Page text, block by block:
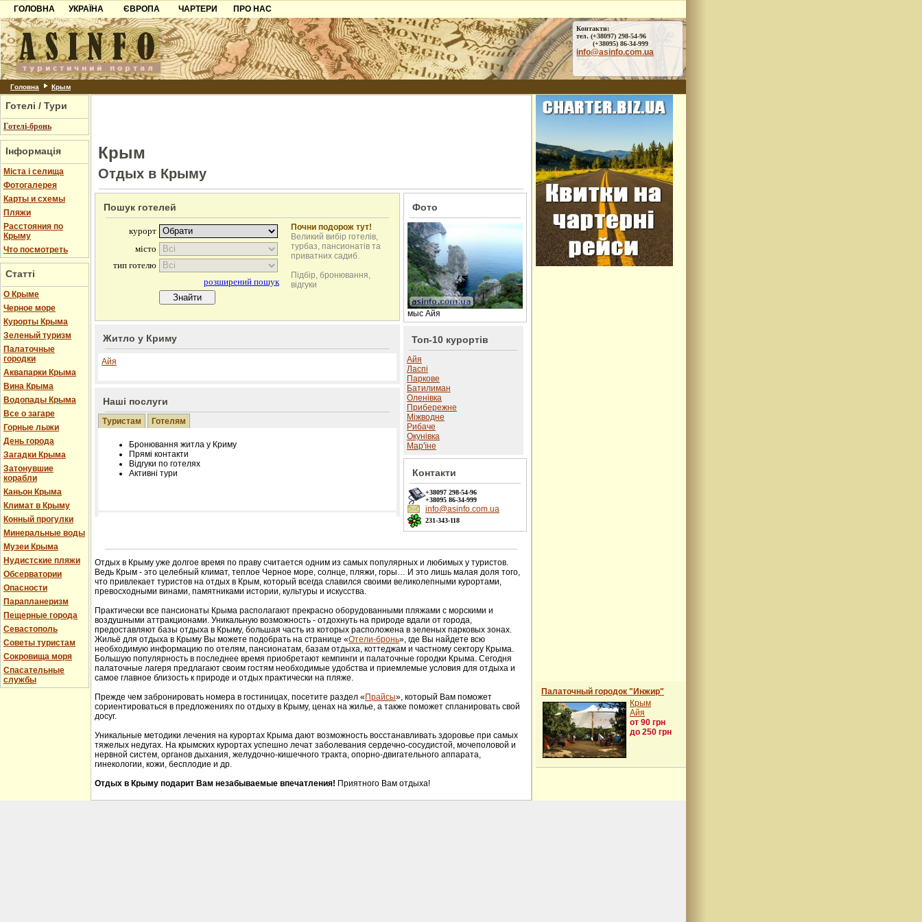
ГОЛОВНА
УКРАЇНА
Карпати
Азов
Причорноморря
Шацьк
ЄВРОПА
Чорногорія
Хорватія
Болгарія
ЧАРТЕРИ
ПРО НАС
Контакти
Партнерам
Додати готель
Контакти:
тел. (+38097) 298-54-96
(+38095) 86-34-999
info@asinfo.com.ua
Головна Крым
Готелі / Тури
Готелі-бронь
Інформація
Міста і селища
Фотогалерея
Карты и схемы
Пляжи
Расстояния по
Крыму
Что посмотреть
Статті
О Крыме
Черное море
Курорты Крыма
Зеленый туризм
Палаточные
городки
Аквапарки Крыма
Вина Крыма
Водопады Крыма
Все о загаре
Горные лыжи
День города
Загадки Крыма
Затонувшие
корабли
Каньон Крыма
Климат в Крыму
Конный прогулки
Минеральные воды
Музеи Крыма
Нудистские пляжи
Обсерватории
Опасности
Парапланеризм
Пещерные города
Севастополь
Советы туристам
Сокровища моря
Спасательные
службы
Крым
Отдых в Крыму
Пошук готелей
Почни подорож тут!
Великий вибір готелів,
турбаз, пансионатів та
приватних садиб.
Підбір, бронювання,
відгуки
Житло у Криму
Айя
Наші послуги
Туристам Готелям
Бронювання житла у Криму
Прямі контакти
Відгуки по готелях
Активні тури
Лічільник відвідувачів
Фото
мыс Айя
Топ-10 курортів
Айя
Ласпі
Паркове
Батилиман
Оленівка
Прибережне
Міжводне
Рибаче
Окунівка
Мар'їне
Контакти
+38097 298-54-96
+38095 86-34-999
info@asinfo.com.ua
231-343-118
Отдых в Крыму уже долгое время по праву считается одним из самых популярных и любимых у туристов.
Ведь Крым - это целебный климат, теплое Черное море, солнце, пляжи, горы… И это лишь малая доля того,
что привлекает туристов на отдых в Крым, который всегда славился своими великолепными курортами,
превосходными винами, памятниками истории, культуры и искусства.
Практически все пансионаты Крыма располагают прекрасно оборудованными пляжами с морскими и
воздушными аттракционами. Уникальную возможность - отдохнуть на природе вдали от города,
предоставляют базы отдыха в Крыму, большая часть из которых расположена в зеленых парковых зонах.
Жильё для отдыха в Крыму Вы можете подобрать на странице «Отели-бронь», где Вы найдете всю
необходимую информацию по отелям, пансионатам, базам отдыха, коттеджам и частному сектору Крыма.
Большую популярность в последнее время приобретают кемпинги и палаточные городки Крыма. Сегодня
палаточные лагеря предлагают своим гостям необходимые удобства и приемлемые условия для отдыха и
самое главное близость к природе и отдых практически на пляже.
Прежде чем забронировать номера в гостиницах, посетите раздел « Прайсы», который Вам поможет
сориентироваться в предложениях по отдыху в Крыму, ценах на жилье, а также поможет спланировать свой
досуг.
Уникальные методики лечения на курортах Крыма дают возможность восстанавливать здоровье при самых
тяжелых недугах. На крымских курортах успешно лечат заболевания сердечно-сосудистой, мочеполовой и
нервной систем, органов дыхания, желудочно-кишечного тракта, опорно-двигательного аппарата,
гинекологии, кожи, бесплодие и др.
Отдых в Крыму подарит Вам незабываемые впечатления! Приятного Вам отдыха!
Палаточный городок "Инжир"
Крым
Айя
от 90 грн
до 250 грн